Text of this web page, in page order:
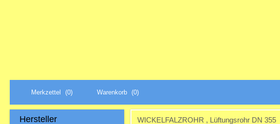
Warenkorb (0)
Merkzettel (0)
WICKELFALZROHR , Lüftungsrohr DN 355
Hersteller